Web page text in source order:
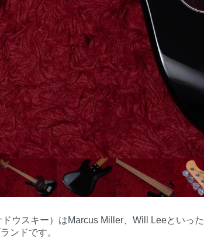
ウスキー）はMarcus Miller、Will Leeといっ
ンドです。